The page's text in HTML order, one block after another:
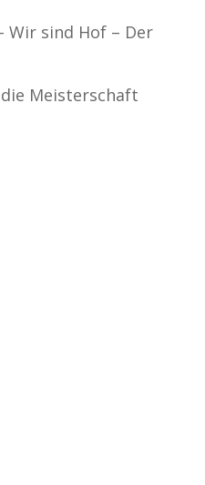
Wir sind Hof – Der
Meisterschaft